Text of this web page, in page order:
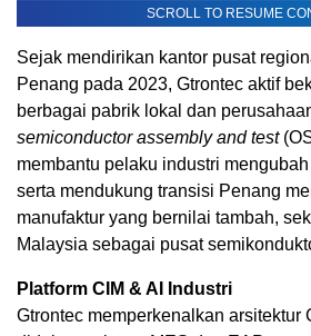
SCROLL TO RESUME
Sejak mendirikan kantor pusat
Penang pada 2023, Gtrontec aktif
berbagai pabrik lokal dan
semiconductor assembly and test
membantu pelaku industri
serta mendukung transisi Penang
manufaktur yang bernilai tambah,
Malaysia sebagai pusat
Platform CIM & AI Industri
Gtrontec memperkenalkan arsitektur